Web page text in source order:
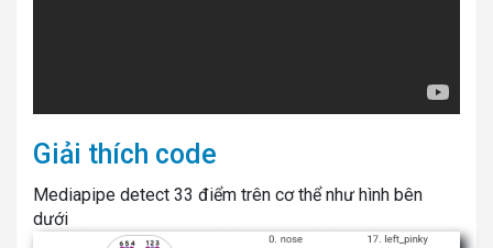
Giải thích code
Mediapipe detect 33 điểm trên cơ thể như hình bên
dưới